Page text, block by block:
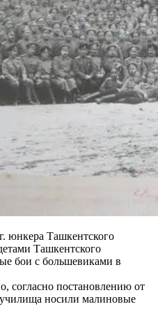
юнкера Ташкентского
Ташкентского
бои с большевиками в
согласно постановлению от
носили малиновые